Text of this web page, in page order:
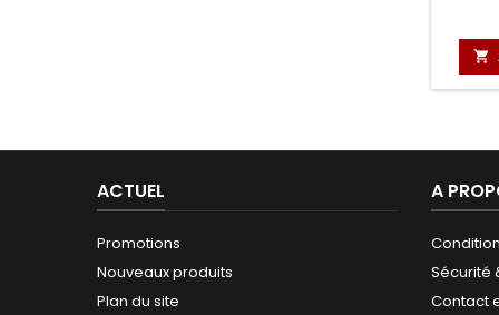

ACTUEL
Promotions
Nouveaux produits
Plan du site
A
Sécurité
Contact